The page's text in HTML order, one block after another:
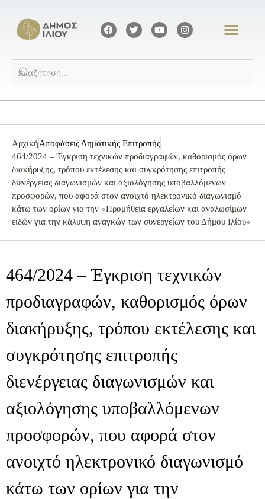
ΑρχικήΑποφάσεις Δημοτικής Επιτροπής
464/2024 – Έγκριση τεχνικών προδιαγραφών, καθορισμός όρων
διακήρυξης, τρόπου εκτέλεσης και συγκρότησης επιτροπής
διενέργειας διαγωνισμών και αξιολόγησης υποβαλλόμενων
προσφορών, που αφορά στον ανοιχτό ηλεκτρονικό διαγωνισμό
κάτω των ορίων για την «Προμήθεια εργαλείων και αναλωσίμων
ειδών για την κάλυψη αναγκών των συνεργείων του Δήμου Ιλίου»
464/2024 – Έγκριση τεχνικών
προδιαγραφών, καθορισμός όρων
διακήρυξης, τρόπου εκτέλεσης και
συγκρότησης επιτροπής
διενέργειας διαγωνισμών και
αξιολόγησης υποβαλλόμενων
προσφορών, που αφορά στον
ανοιχτό ηλεκτρονικό διαγωνισμό
κάτω των ορίων για την